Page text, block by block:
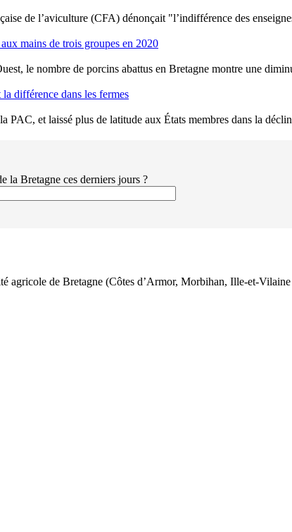
de l’aviculture (CFA) dénonçait "l’indifférence des
mains de trois groupes en 2020
le nombre de porcins abattus en Bretagne montre une
différence dans les fermes
PAC, et laissé plus de latitude aux États membres dans la
la Bretagne ces derniers jours ?
agricole de Bretagne (Côtes d’Armor, Morbihan, Ille-et-